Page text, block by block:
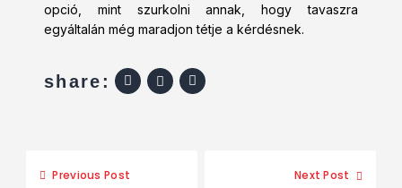
opció, mint szurkolni annak, hogy tavaszra
egyáltalán még maradjon tétje a kérdésnek.
share:
Previous Post Next Post